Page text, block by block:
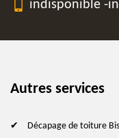
indisponible -
Autres services
Décapage de toiture